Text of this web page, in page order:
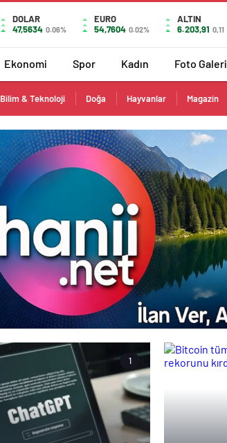
DOLAR
47,5634 0.06%
EURO
54,7604 0.02%
ALTIN
6.203,91 0,11
Ekonomi Spor Kadın Foto Galeri
Bilim & Teknoloji Doğa Hayvanlar Magazin
1